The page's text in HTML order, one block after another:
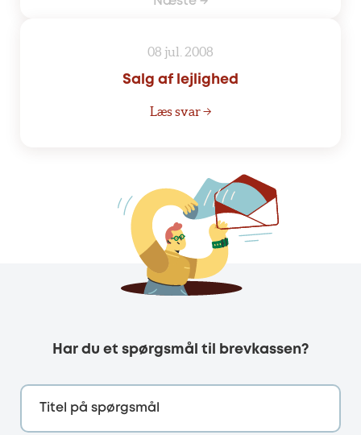
08 jul. 2008
Salg af lejlighed
Læs svar →
Har du et spørgsmål til brevkassen?
Titel på spørgsmål